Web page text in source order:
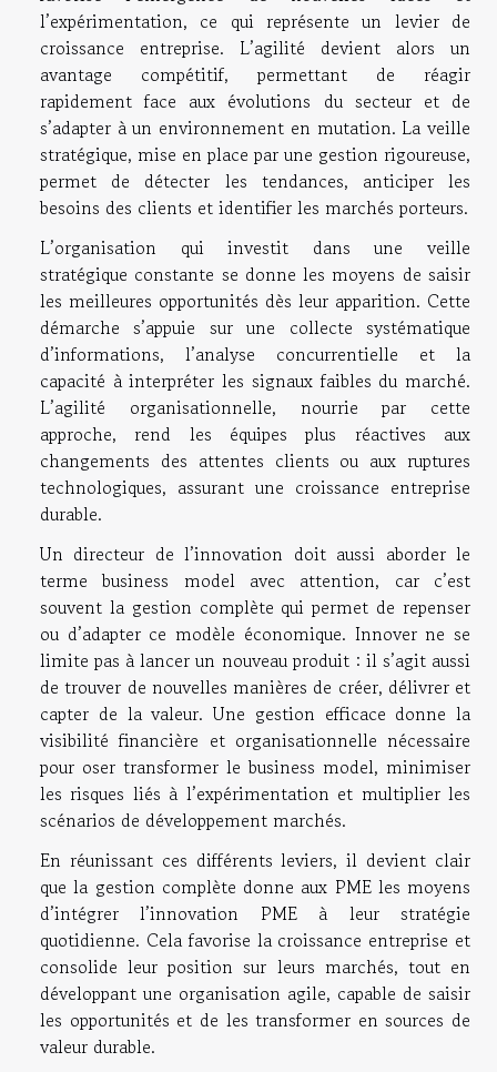
l’expérimentation, ce qui représente un levier de
croissance entreprise. L’agilité devient alors un
avantage compétitif, permettant de réagir
rapidement face aux évolutions du secteur et de
s’adapter à un environnement en mutation. La veille
stratégique, mise en place par une gestion rigoureuse,
permet de détecter les tendances, anticiper les
besoins des clients et identifier les marchés porteurs.
L’organisation qui investit dans une veille
stratégique constante se donne les moyens de saisir
les meilleures opportunités dès leur apparition. Cette
démarche s’appuie sur une collecte systématique
d’informations, l’analyse concurrentielle et la
capacité à interpréter les signaux faibles du marché.
L’agilité organisationnelle, nourrie par cette
approche, rend les équipes plus réactives aux
changements des attentes clients ou aux ruptures
technologiques, assurant une croissance entreprise
durable.
Un directeur de l’innovation doit aussi aborder le
terme business model avec attention, car c’est
souvent la gestion complète qui permet de repenser
ou d’adapter ce modèle économique. Innover ne se
limite pas à lancer un nouveau produit : il s’agit aussi
de trouver de nouvelles manières de créer, délivrer et
capter de la valeur. Une gestion efficace donne la
visibilité financière et organisationnelle nécessaire
pour oser transformer le business model, minimiser
les risques liés à l’expérimentation et multiplier les
scénarios de développement marchés.
En réunissant ces différents leviers, il devient clair
que la gestion complète donne aux PME les moyens
d’intégrer l’innovation PME à leur stratégie
quotidienne. Cela favorise la croissance entreprise et
consolide leur position sur leurs marchés, tout en
développant une organisation agile, capable de saisir
les opportunités et de les transformer en sources de
valeur durable.